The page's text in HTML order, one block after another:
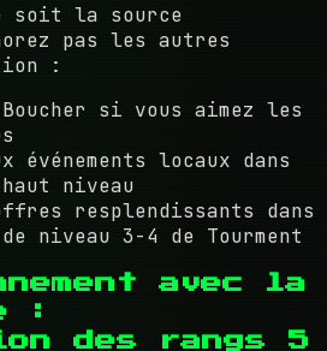
soit la source
pas les autres
:
si vous aimez les
événements locaux dans
niveau
resplendissants dans
niveau 3-4 de Tourment
avec la
:
des rangs 5